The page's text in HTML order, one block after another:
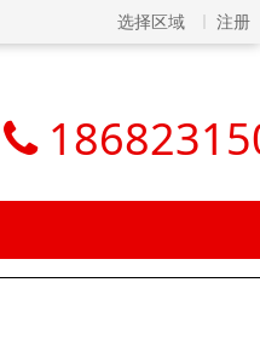
选择区域 注册